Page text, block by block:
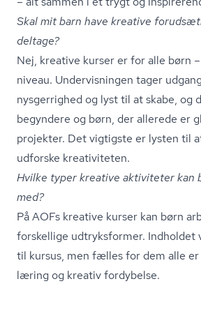
Skal mit barn have kreative
deltage?
Nej, kreative kurser er for alle børn
niveau. Undervisningen tager
nysgerrighed og lyst til at skabe, og
begyndere og børn, der allerede er
projekter. Det vigtigste er lysten til
udforske kreativiteten.
Hvilke typer kreative aktiviteter kan
med?
På AOFs kreative kurser kan børn
forskellige udtryksformer. Indholdet
til kursus, men fælles for dem alle er
læring og kreativ fordybelse.